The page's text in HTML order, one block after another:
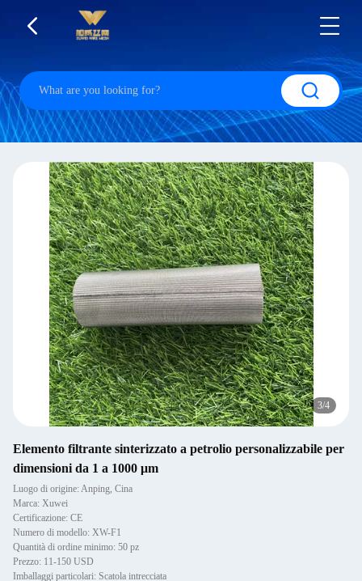
3/4
Elemento filtrante sinterizzato a petrolio personalizzabile per
dimensioni da 1 a 1000 μm
Luogo di origine: Anping, Cina
Marca: Xuwei
Certificazione: CE
Numero di modello: XW-F1
Quantità di ordine minimo: 50 pz
Prezzo: 11-150 USD
Imballaggi particolari: Scatola intrecciata